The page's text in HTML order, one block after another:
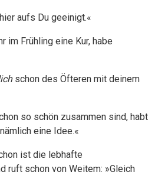
aufs Du geeinigt.«
im Frühling eine Kur, habe
schon des Öfteren mit deinem
so schön zusammen sind, habt
eine Idee.«
ist die lebhafte
ruft schon von Weitem: »Gleich